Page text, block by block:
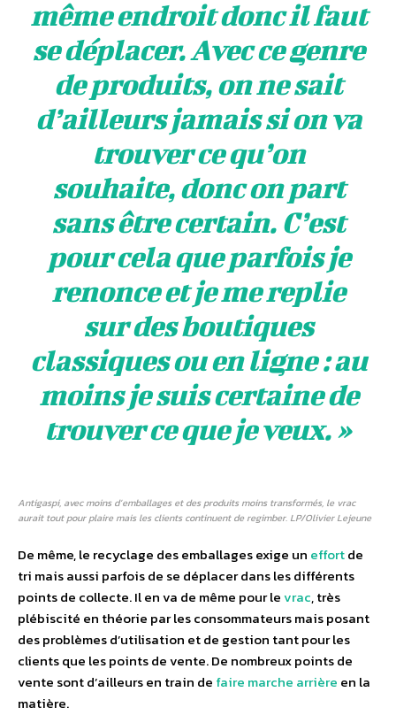
même endroit donc il faut
se déplacer. Avec ce genre
de produits, on ne sait
d’ailleurs jamais si on va
trouver ce qu’on
souhaite, donc on part
sans être certain. C’est
pour cela que parfois je
renonce et je me replie
sur des boutiques
classiques ou en ligne : au
moins je suis certaine de
trouver ce que je veux. »
Antigaspi, avec moins d’emballages et des produits moins transformés, le vrac
aurait tout pour plaire mais les clients continuent de regimber. LP/Olivier Lejeune
De même, le recyclage des emballages exige un effortde
tri mais aussi parfois de se déplacer dans les différents
points de collecte. Il en va de même pour levrac, très
plébiscité en théorie par les consommateurs mais posant
des problèmes d’utilisation et de gestion tant pour les
clients que les points de vente. De nombreux points de
vente sont d’ailleurs en train de faire marche arrière en la
matière.